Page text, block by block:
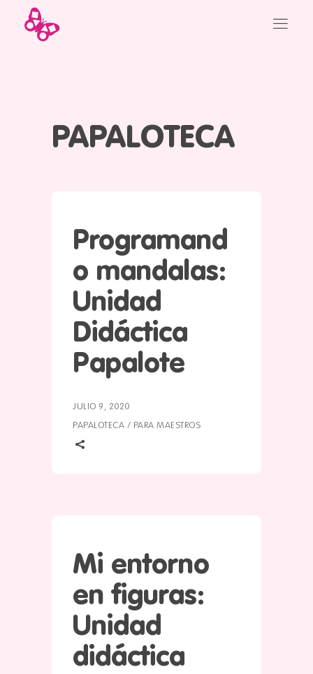
PAPALOTECA
Programand
o mandalas:
Unidad
Didáctica
Papalote
JULIO 9, 2020
PAPALOTECA / PARA MAESTROS
Mi entorno
en figuras:
Unidad
didáctica